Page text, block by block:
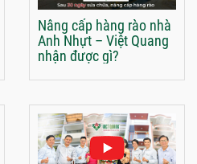
Nâng cấp hàng rào nhà
Anh Nhựt – Việt Quang
nhận được gì?